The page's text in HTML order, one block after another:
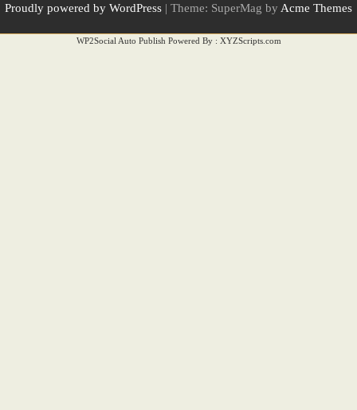
Proudly powered by WordPress | Theme: SuperMag by Acme Themes
WP2Social Auto Publish Powered By : XYZScripts.com